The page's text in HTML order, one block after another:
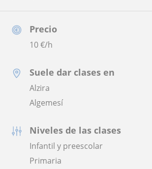
Precio
10€/h
Suele dar clases en
Alzira
Algemesí
Niveles de las clases
Infantil y preescolar
Primaria